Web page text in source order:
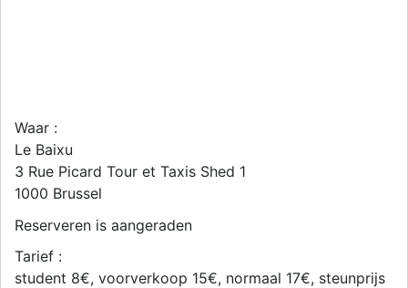
Waar :
Le Baixu
3 Rue Picard Tour et Taxis Shed 1
1000 Brussel
Reserveren is aangeraden
Tarief :
student 8€, voorverkoop 15€, normaal 17€, steunprijs